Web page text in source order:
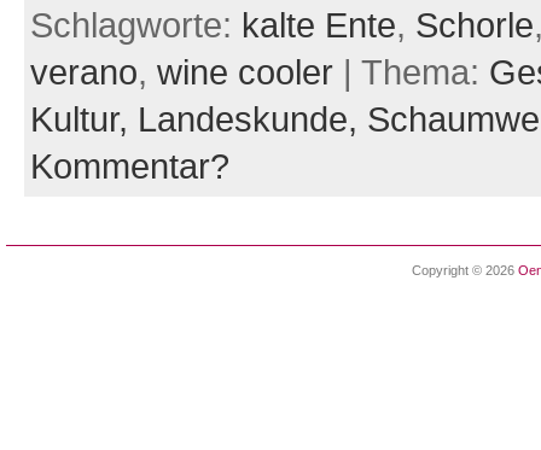
Schlagworte: kalte Ente, Schorle
verano, wine cooler| Thema:
Kultur, Landeskunde,
Kommentar?
Copyright © 2026